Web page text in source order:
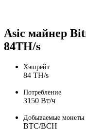
Asic майнер
84TH/s
Хэшрейт
84 TH/s
Потребление
3150 Вт/ч
Добываемые монеты
BTC/BCH